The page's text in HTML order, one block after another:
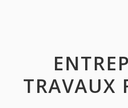
TRAVAUX